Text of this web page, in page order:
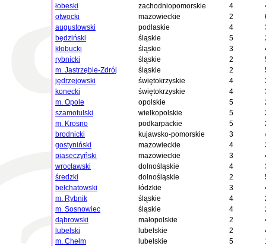
łobeski
zachodniopomorskie 4
otwocki
mazowieckie 2
augustowski
podlaskie 4
będziński
śląskie 5
kłobucki
śląskie 3
rybnicki
śląskie 2
m. Jastrzębie-Zdrój
śląskie 2
jędrzejowski
świętokrzyskie 4
konecki
świętokrzyskie 4
m. Opole
opolskie 5
szamotulski
wielkopolskie 5
m. Krosno
podkarpackie 5
brodnicki
kujawsko-pomorskie 3
gostyniński
mazowieckie 4
piaseczyński
mazowieckie 3
wrocławski
dolnośląskie 4
średzki
dolnośląskie 2
bełchatowski
łódzkie 3
m. Rybnik
śląskie 4
m. Sosnowiec
śląskie 4
dąbrowski
małopolskie 2
lubelski
lubelskie 2
m. Chełm
lubelskie 5